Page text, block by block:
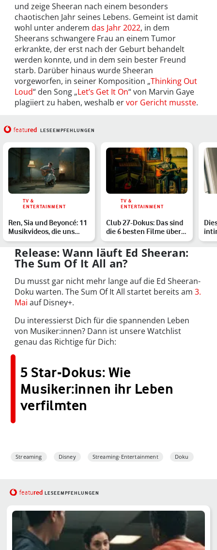
und zeige Sheeran nach einem besonders
chaotischen Jahr seines Lebens. Gemeint ist damit
wohl unter anderem das Jahr 2022, in dem
Sheerans schwangere Frau an einem Tumor
erkrankte, der erst nach der Geburt behandelt
werden konnte, und in dem sein bester Freund
starb. Darüber hinaus wurde Sheeran
vorgeworfen, in seiner Komposition „Thinking Out
Loud“ den Song „Let’s Get It On“ von Marvin Gaye
plagiiert zu haben, weshalb ervor Gericht musste.
featured LESEEMPFEHLUNGEN
TV &
ENTERTAINMENT
Ren, Sia und Beyoncé: 11
Musikvideos, die uns
sprachlos zurücklas…
TV &
ENTERTAINMENT
Club 27-Dokus: Das sind
die 6 besten Filme über
Künstler:inen, di…
Release: Wann läuft Ed Sheeran:
The Sum Of It All an?
Du musst gar nicht mehr lange auf die Ed Sheeran-
Doku warten. The Sum Of It All startet bereits am 3.
Mai auf Disney+.
Du interessierst Dich für die spannenden Leben
von Musiker:innen? Dann ist unsere Watchlist
genau das Richtige für Dich:
5 Star-Dokus: Wie
Musiker:innen ihr Leben
verfilmten
Streaming Disney Streaming-Entertainment Doku
featured LESEEMPFEHLUNGEN